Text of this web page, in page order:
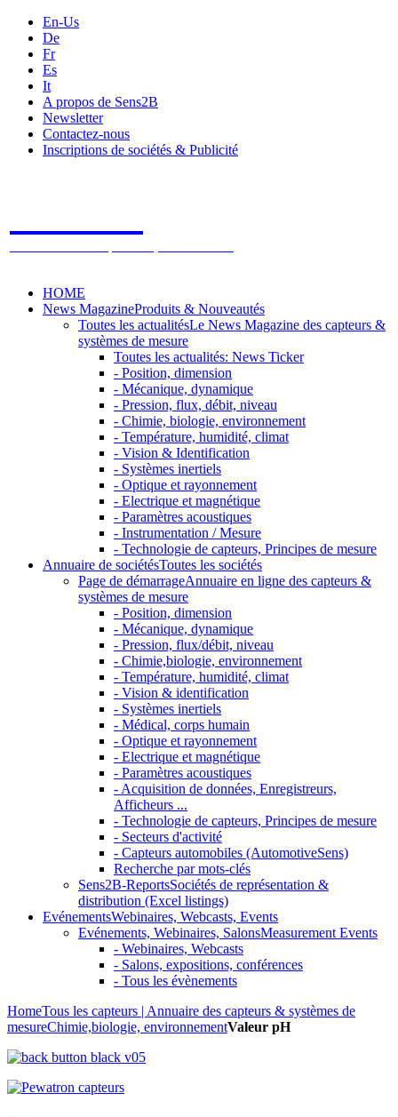
En-Us
De
Fr
Es
It
A propos de Sens2B
Newsletter
Contactez-nous
Inscriptions de sociétés & Publicité
HOME
News MagazineProduits & Nouveautés
Toutes les actualitésLe News Magazine des capteurs &
systèmes de mesure
Toutes les actualités: News Ticker
- Position, dimension
- Mécanique, dynamique
- Pression, flux, débit, niveau
- Chimie, biologie, environnement
- Température, humidité, climat
- Vision & Identification
- Systèmes inertiels
- Optique et rayonnement
- Electrique et magnétique
- Paramètres acoustiques
- Instrumentation / Mesure
- Technologie de capteurs, Principes de mesure
Annuaire de sociétésToutes les sociétés
Page de démarrageAnnuaire en ligne des capteurs &
systèmes de mesure
- Position, dimension
- Mécanique, dynamique
- Pression, flux/débit, niveau
- Chimie,biologie, environnement
- Température, humidité, climat
- Vision & identification
- Systèmes inertiels
- Médical, corps humain
- Optique et rayonnement
- Electrique et magnétique
- Paramètres acoustiques
- Acquisition de données, Enregistreurs,
Afficheurs ...
- Technologie de capteurs, Principes de mesure
- Secteurs d'activité
- Capteurs automobiles (AutomotiveSens)
Recherche par mots-clés
Sens2B-ReportsSociétés de représentation &
distribution (Excel listings)
EvénementsWebinaires, Webcasts, Events
Evénements, Webinaires, SalonsMeasurement Events
- Webinaires, Webcasts
- Salons, expositions, conférences
- Tous les évènements
HomeTous les capteurs | Annuaire des capteurs & systèmes de
mesureChimie,biologie, environnementValeur pH